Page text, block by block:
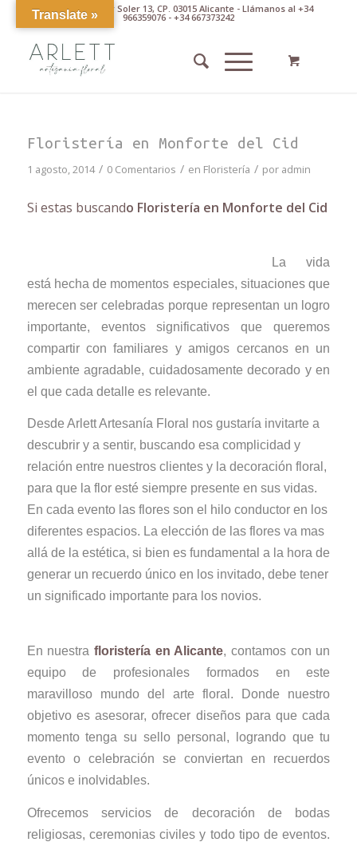
Av. Pintor Xavier Soler 13, CP. 03015 Alicante - Llámanos al +34
966359076 - +34 667373242
Floristería en Monforte del Cid
1 agosto, 2014 / 0 Comentarios / en Floristería / por admin
Si estas buscando Floristería en Monforte del Cid
La vida
está hecha de momentos especiales, situaciones que
merecen ser celebradas porque representan un logro
importante, eventos significativos que queremos
compartir con familiares y amigos cercanos en un
ambiente agradable, cuidadosamente decorado y en
el que cada detalle es relevante.
Desde Arlett Artesanía Floral nos gustaría invitarte a
descubrir y a sentir, buscando esa complicidad y
relación entre nuestros clientes y la decoración floral,
para que la flor esté siempre presente en sus vidas.
En cada evento las flores son el hilo conductor en los
diferentes espacios. La elección de las flores va mas
allá de la estética, si bien es fundamental a la hora de
generar un recuerdo único en los invitado, debe tener
un significado importante para los novios.
En nuestra floristería en Alicante, contamos con un
equipo de profesionales formados en este
maravilloso mundo del arte floral. Donde nuestro
objetivo es asesorar, ofrecer diseños para que cada
momento tenga su sello personal, logrando que tu
evento o celebración se conviertan en recuerdos
únicos e inolvidables.
Ofrecemos servicios de decoración de bodas
religiosas, ceremonias civiles y todo tipo de eventos.
Translate »